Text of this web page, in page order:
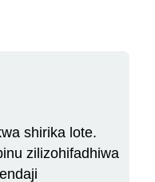
shirika lote.
zilizohifadhiwa